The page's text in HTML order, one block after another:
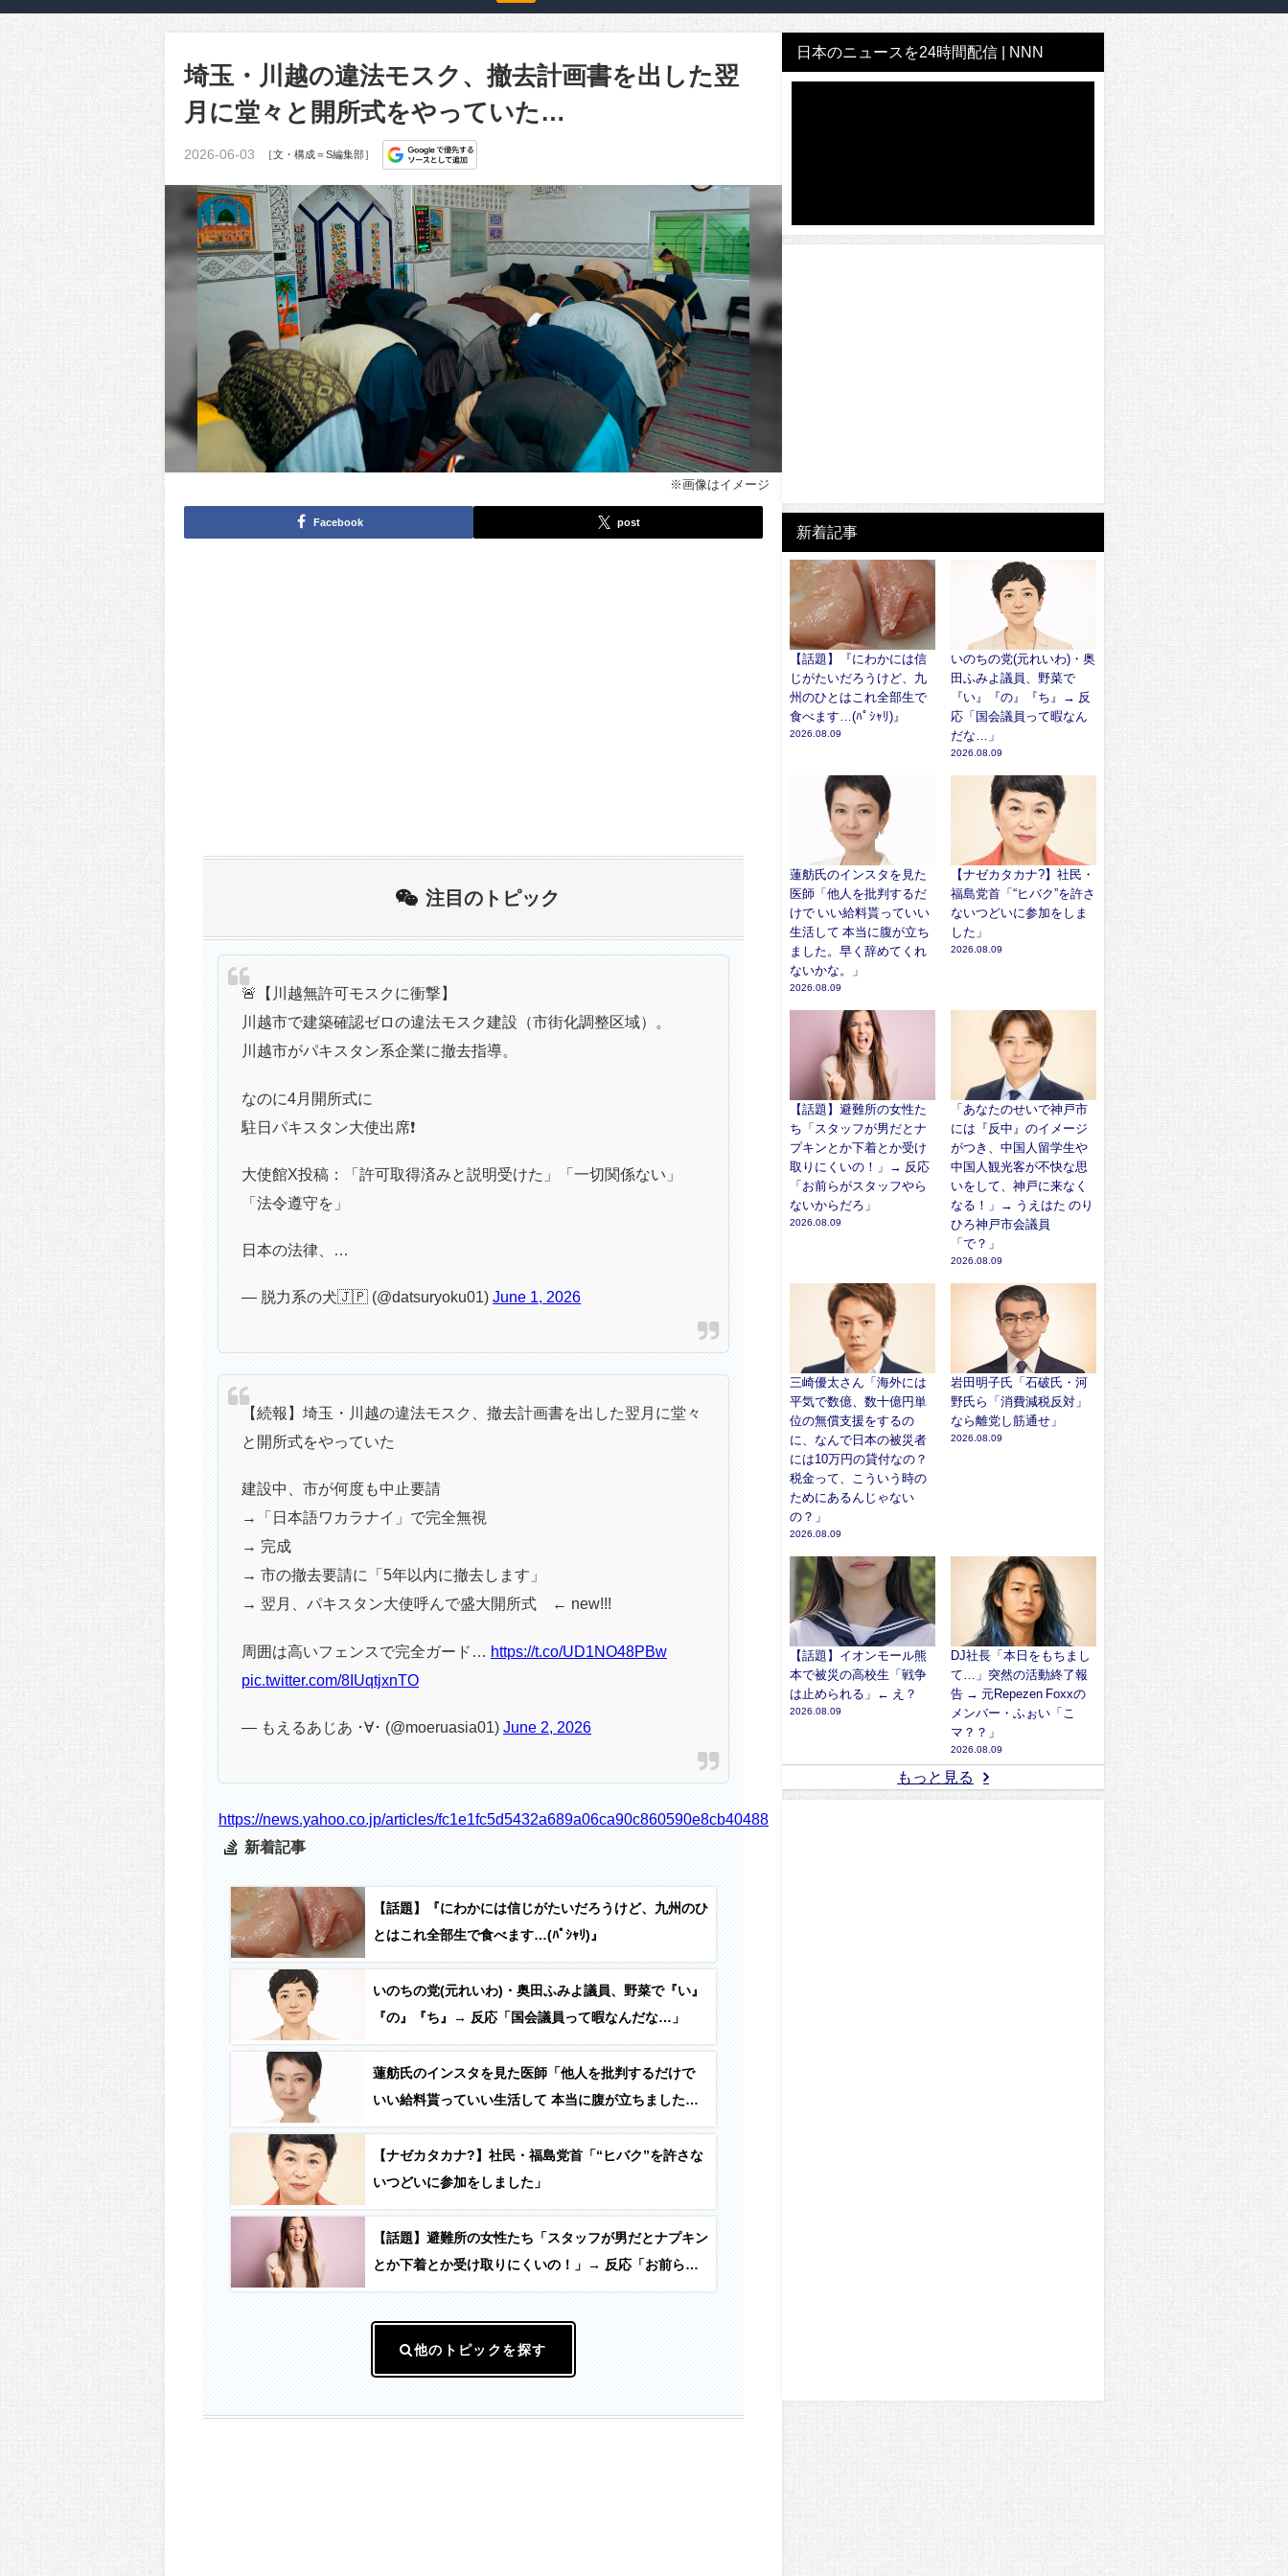
埼玉・川越の違法モスク、撤去計画書を出した翌
月に堂々と開所式をやっていた…
2026-06-03 ［文・構成＝S編集部］
※画像はイメージ
Facebook post
注目のトピック
🚨【川越無許可モスクに衝撃】
川越市で建築確認ゼロの違法モスク建設（市街化調整区域）。
川越市がパキスタン系企業に撤去指導。
なのに4月開所式に
駐日パキスタン大使出席❗️
大使館X投稿：「許可取得済みと説明受けた」「一切関係ない」
「法令遵守を」
日本の法律、…
— 脱力系の犬🇯🇵 (@datsuryoku01) June 1, 2026
【続報】埼玉・川越の違法モスク、撤去計画書を出した翌月に堂々
と開所式をやっていた
建設中、市が何度も中止要請
→「日本語ワカラナイ」で完全無視
→ 完成
→ 市の撤去要請に「5年以内に撤去します」
→ 翌月、パキスタン大使呼んで盛大開所式 ← new!!!
周囲は高いフェンスで完全ガード…
https://t.co/UD1NO48PBw
pic.twitter.com/8IUqtjxnTO
— もえるあじあ ･∀･ (@moeruasia01) June 2, 2026
https://news.yahoo.co.jp/articles/fc1e1fc5d5432a689a06ca90c860590e8cb40488
新着記事
【話題】『にわかには信じがたいだろうけど、九州のひ
とはこれ全部生で食べます…(ﾊﾟｼｬﾘ)』
いのちの党(元れいわ)・奥田ふみよ議員、野菜で『い』
『の』『ち』→ 反応「国会議員って暇なんだな…」
蓮舫氏のインスタを見た医師「他人を批判するだけで
いい給料貰っていい生活して 本当に腹が立ちました。
早く辞めてくれないかな。」
【ナゼカタカナ?】社民・福島党首「“ヒバク”を許さな
いつどいに参加をしました」
【話題】避難所の女性たち「スタッフが男だとナプキン
とか下着とか受け取りにくいの！」→ 反応「お前らが
スタッフやらないからだろ」
他のトピックを探す
日本のニュースを24時間配信 | NNN
新着記事
【話題】『にわかには信
じがたいだろうけど、九
州のひとはこれ全部生で
食べます…(ﾊﾟｼｬﾘ)』
2026.08.09
いのちの党(元れいわ)・奥
田ふみよ議員、野菜で
『い』『の』『ち』→ 反
応「国会議員って暇なん
だな…」
2026.08.09
蓮舫氏のインスタを見た
医師「他人を批判するだ
けで いい給料貰っていい
生活して 本当に腹が立ち
ました。早く辞めてくれ
ないかな。」
2026.08.09
【ナゼカタカナ?】社民・
福島党首「“ヒバク”を許さ
ないつどいに参加をしま
した」
2026.08.09
【話題】避難所の女性た
ち「スタッフが男だとナ
プキンとか下着とか受け
取りにくいの！」→ 反応
「お前らがスタッフやら
ないからだろ」
2026.08.09
「あなたのせいで神戸市
には『反中』のイメージ
がつき、中国人留学生や
中国人観光客が不快な思
いをして、神戸に来なく
なる！」→ うえはた のり
ひろ神戸市会議員
「で？」
2026.08.09
三崎優太さん「海外には
平気で数億、数十億円単
位の無償支援をするの
に、なんで日本の被災者
には10万円の貸付なの？
税金って、こういう時の
ためにあるんじゃない
の？」
2026.08.09
岩田明子氏「石破氏・河
野氏ら「消費減税反対」
なら離党し筋通せ」
2026.08.09
【話題】イオンモール熊
本で被災の高校生「戦争
は止められる」← え？
2026.08.09
DJ社長「本日をもちまし
て…」突然の活動終了報
告 → 元Repezen Foxxの
メンバー・ふぉい「こ
マ？？」
2026.08.09
もっと見る